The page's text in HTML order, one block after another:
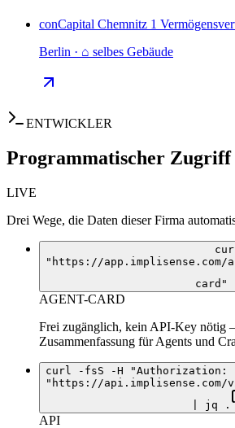
conCapital Chemnitz 1
Berlin · ⌂ selbes Gebäude
ENTWICKLER
Programmatischer Zugriff
LIVE
Drei Wege, die Daten dieser Firma
"https://app.implisense.com/
AGENT-CARD
Frei zugänglich, kein API-Key nötig
Zusammenfassung für Agents und
curl -fsS -H "Authorization:
"https://api.implisense.com/v2/
| jq .
API